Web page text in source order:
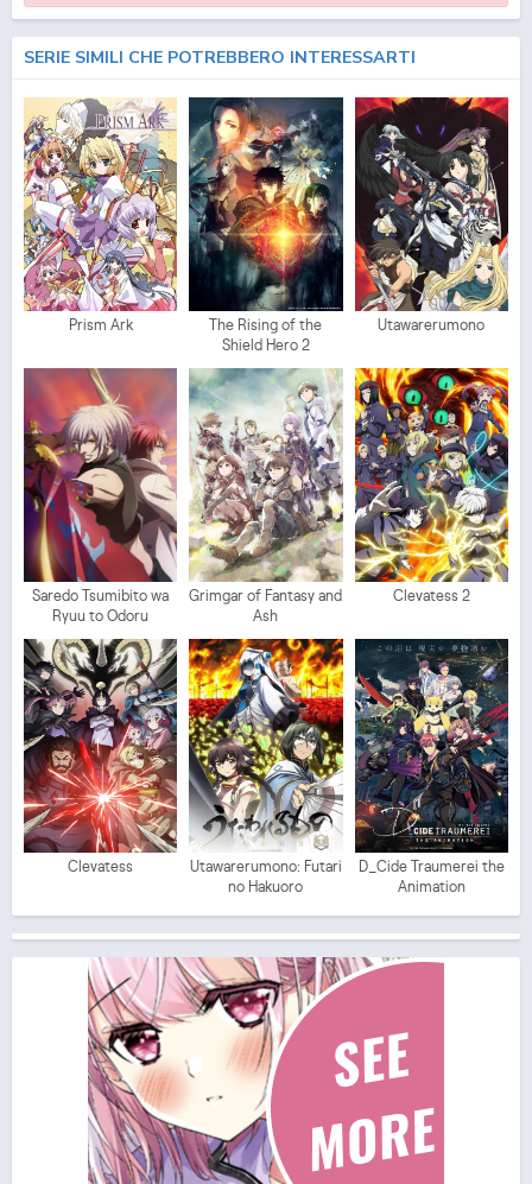
Riddle no Jikan Gyakkou Download Episodio3ITA
SERIE SIMILI CHE POTREBBERO INTERESSARTI
Prism Ark
The Rising of the
Shield Hero 2
Utawarerumono
Saredo Tsumibito wa
Ryuu to Odoru
Grimgar of Fantasy and
Ash
Clevatess 2
Clevatess
Utawarerumono: Futari
no Hakuoro
D_Cide Traumerei the
Animation